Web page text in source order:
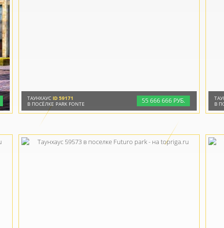
55666666 РУБ.
ТАУНХАУС ID 59171
В ПОСЁЛКЕ PARK FONTE
В